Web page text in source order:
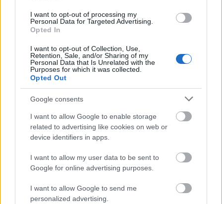
I want to opt-out of processing my
Personal Data for Targeted Advertising.
Opted In
I want to opt-out of Collection, Use,
Retention, Sale, and/or Sharing of my
Personal Data that Is Unrelated with the
Purposes for which it was collected.
Opted Out
Google consents
I want to allow Google to enable storage
related to advertising like cookies on web or
device identifiers in apps.
I want to allow my user data to be sent to
Google for online advertising purposes.
I want to allow Google to send me
personalized advertising.
csökkenti a kávé okozta elszíneződés esélyét, ezért
érdemes még a reggeli cappuccino előtt kézbe
venni a fogkefédet.
fogyaszthatunk vizet és kávét, mivel a fogkrémben
lévő ásványi anyagok már megszabadították a fogak
felületét a baktériumok felhalmozódásától" - mondja
Dr. Huang, de azt hozzáteszi, hogy érdemes 10
percet várni, hogy elkerüld a fogkrém ízű kávét.
Forrás:express.co.uk